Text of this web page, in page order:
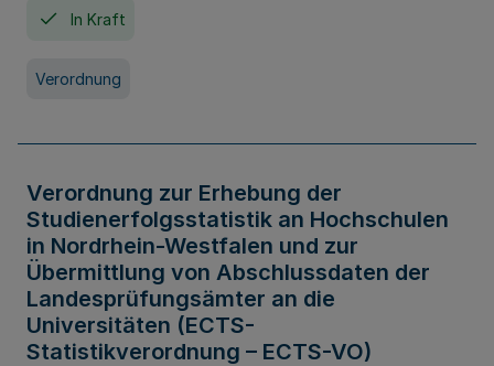
In Kraft
Verordnung
Verordnung zur Erhebung der
Studienerfolgsstatistik an Hochschulen
in Nordrhein-Westfalen und zur
Übermittlung von Abschlussdaten der
Landesprüfungsämter an die
Universitäten (ECTS-
Statistikverordnung – ECTS-VO)